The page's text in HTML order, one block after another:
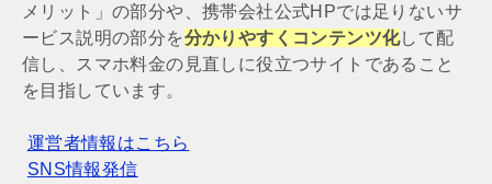
メリット」の部分や、携帯会社公式HPでは足りないサ
ービス説明の部分を分かりやすくコンテンツ化して配
信し、スマホ料金の見直しに役立つサイトであること
を目指しています。
運営者情報はこちら
SNS情報発信